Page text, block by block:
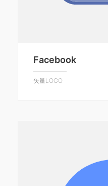
Facebook
矢量LOGO